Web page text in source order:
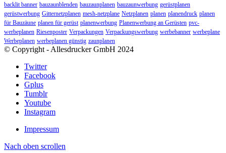
backlit banner bauzaunblenden bauzaunplanen bauzaunwerbung gerüstplanen
gerüstwerbung Gitternetzplanen mesh-netzplane Netzplanen planen planendruck planen
für Bauzäune planen für gerüst planenwerbung Planenwerbung an Gerüsten pvc-
werbeplanen Riesenposter Verpackungen Verpackungswerbung werbebanner werbeplane
Werbeplanen werbeplanen günstig zaunplanen
© Copyright - Allesdrucker GmbH 2024
Twitter
Facebook
Gplus
Tumblr
Youtube
Instagram
Impressum
Nach oben scrollen